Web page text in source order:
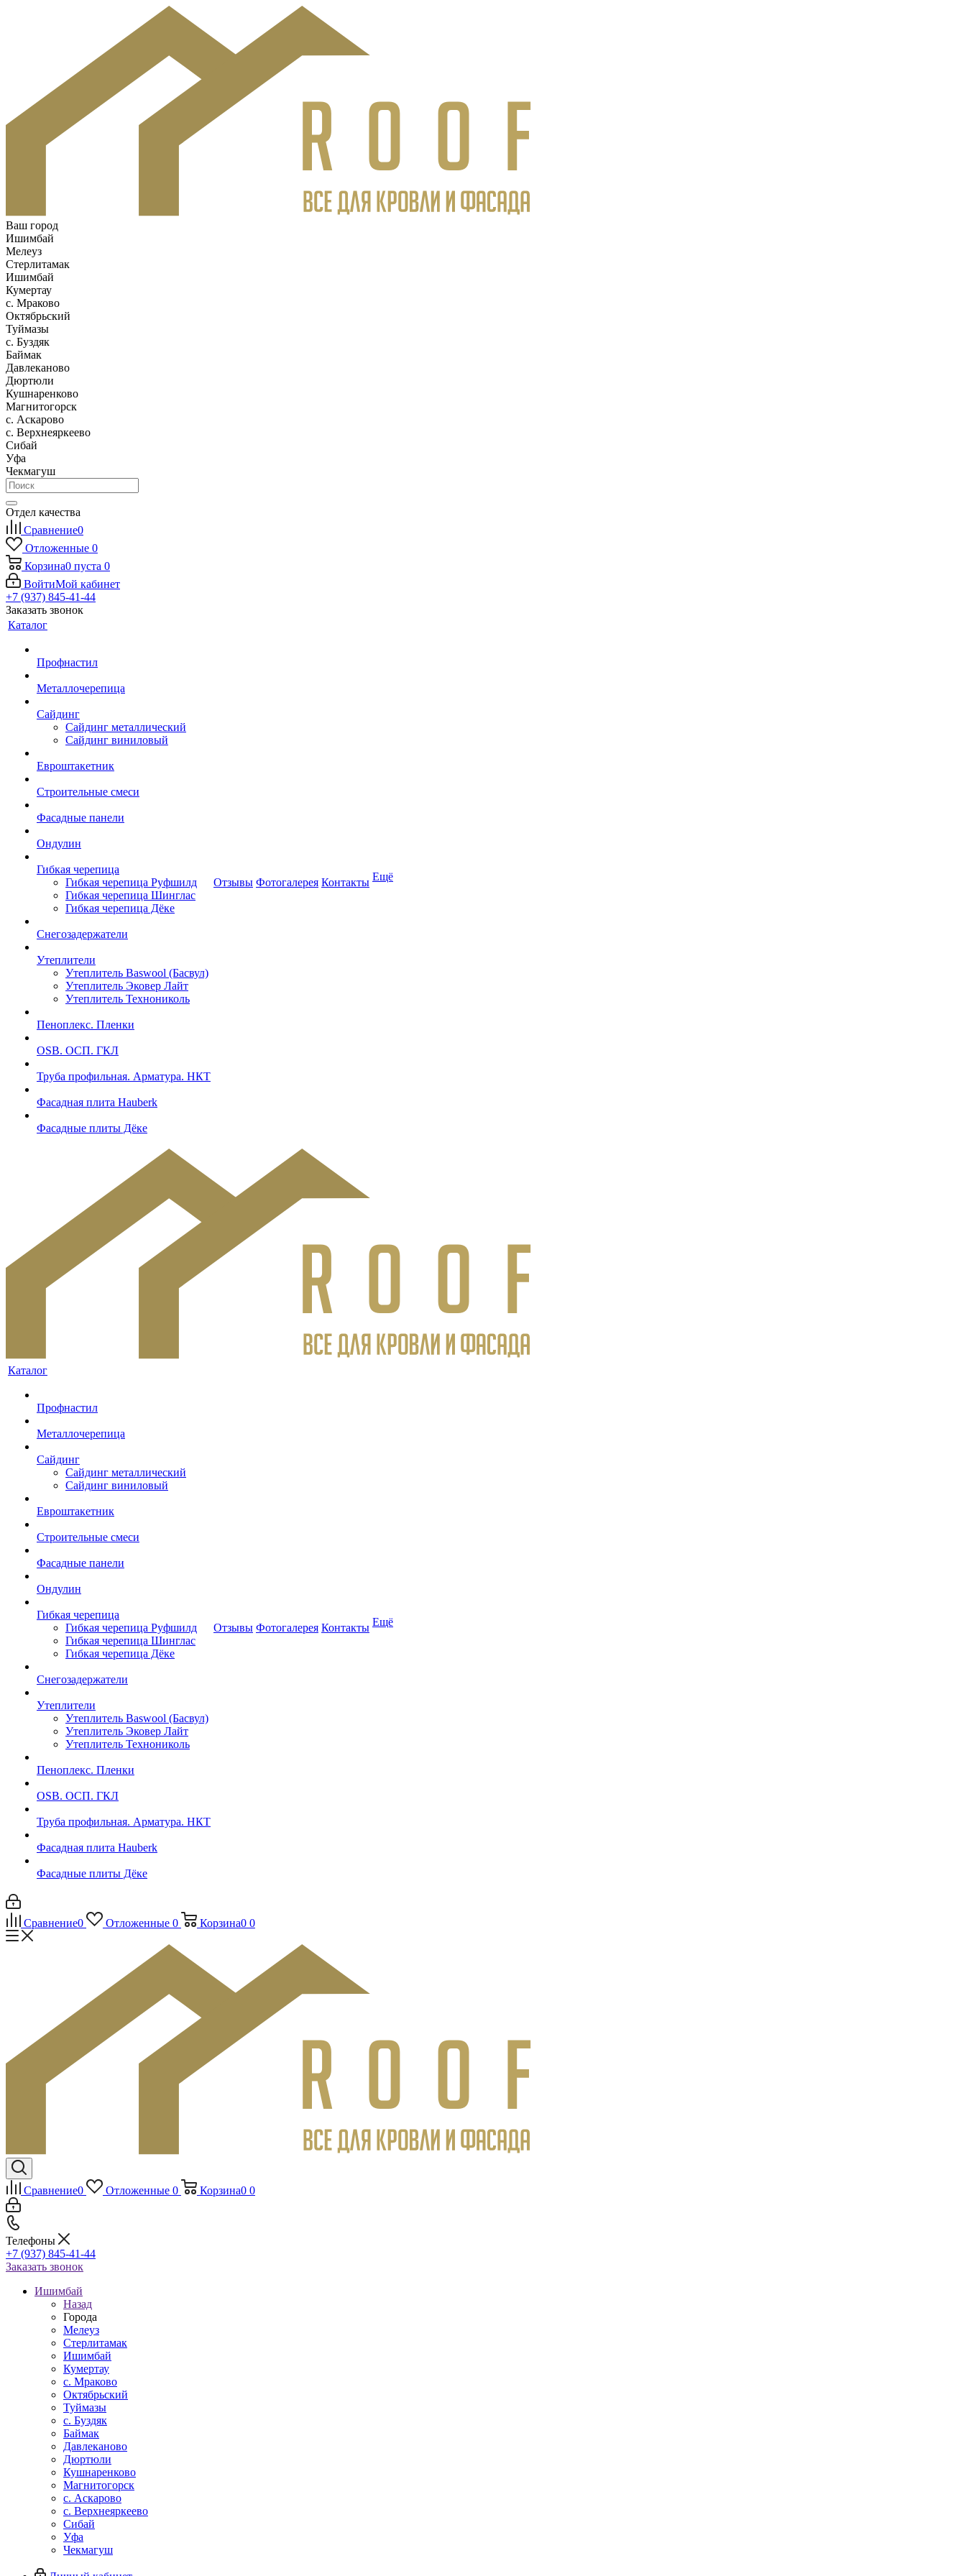
Ваш город
Ишимбай
Мелеуз
Стерлитамак
Ишимбай
Кумертау
c. Мраково
Октябрьский
Туймазы
c. Буздяк
Баймак
Давлеканово
Дюртюли
Кушнаренково
Магнитогорск
с. Аскарово
с. Верхнеяркеево
Сибай
Уфа
Чекмагуш
Отдел качества
Сравнение0
Отложенные 0
Корзина0 пуста 0
ВойтиМой кабинет
+7 (937) 845-41-44
Заказать звонок
Каталог
Профнастил
Металлочерепица
Сайдинг
Сайдинг металлический
Сайдинг виниловый
Евроштакетник
Строительные смеси
Фасадные панели
Ондулин
Гибкая черепица
Гибкая черепица Руфшилд
Гибкая черепица Шинглас
Гибкая черепица Дёке
Снегозадержатели
Утеплители
Утеплитель Baswool (Басвул)
Утеплитель Эковер Лайт
Утеплитель Технониколь
Пеноплекс. Пленки
OSB. ОСП. ГКЛ
Труба профильная. Арматура. НКТ
Фасадная плита Hauberk
Фасадные плиты Дёке
Отзывы Фотогалерея Контакты Ещё
Каталог
Профнастил
Металлочерепица
Сайдинг
Сайдинг металлический
Сайдинг виниловый
Евроштакетник
Строительные смеси
Фасадные панели
Ондулин
Гибкая черепица
Гибкая черепица Руфшилд
Гибкая черепица Шинглас
Гибкая черепица Дёке
Снегозадержатели
Утеплители
Утеплитель Baswool (Басвул)
Утеплитель Эковер Лайт
Утеплитель Технониколь
Пеноплекс. Пленки
OSB. ОСП. ГКЛ
Труба профильная. Арматура. НКТ
Фасадная плита Hauberk
Фасадные плиты Дёке
Отзывы Фотогалерея Контакты Ещё
Сравнение0 Отложенные 0 Корзина0 0
Сравнение0 Отложенные 0 Корзина0 0
Телефоны
+7 (937) 845-41-44
Заказать звонок
Ишимбай
Назад
Города
Мелеуз
Стерлитамак
Ишимбай
Кумертау
c. Мраково
Октябрьский
Туймазы
c. Буздяк
Баймак
Давлеканово
Дюртюли
Кушнаренково
Магнитогорск
с. Аскарово
с. Верхнеяркеево
Сибай
Уфа
Чекмагуш